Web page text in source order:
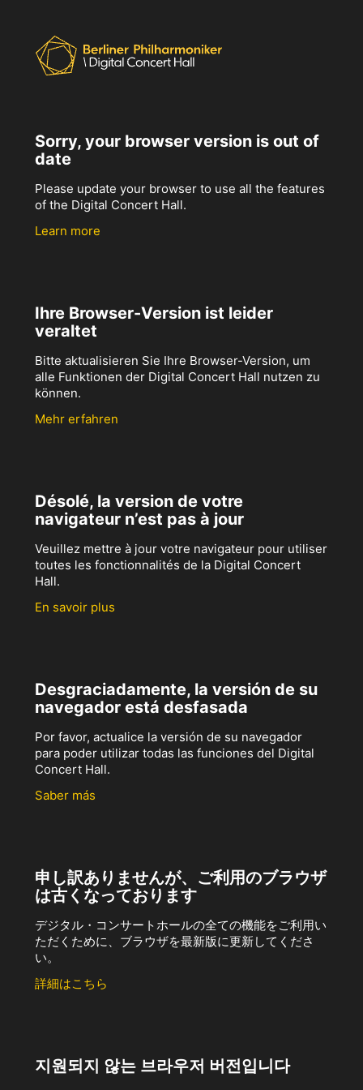
Sorry, your browser version is out of
date
Please update your browser to use all the features
of the Digital Concert Hall.
Learn more
Ihre Browser-Version ist leider
veraltet
Bitte aktualisieren Sie Ihre Browser-Version, um
alle Funktionen der Digital Concert Hall nutzen zu
können.
Mehr erfahren
Désolé, la version de votre
navigateur n’est pas à jour
Veuillez mettre à jour votre navigateur pour utiliser
toutes les fonctionnalités de la Digital Concert
Hall.
En savoir plus
Desgraciadamente, la versión de su
navegador está desfasada
Por favor, actualice la versión de su navegador
para poder utilizar todas las funciones del Digital
Concert Hall.
Saber más
申し訳ありませんが、ご利用のブラウザ
は古くなっております
デジタル・コンサートホールの全ての機能をご利用い
ただくために、ブラウザを最新版に更新してくださ
い。
詳細はこちら
지원되지 않는 브라우저 버전입니다